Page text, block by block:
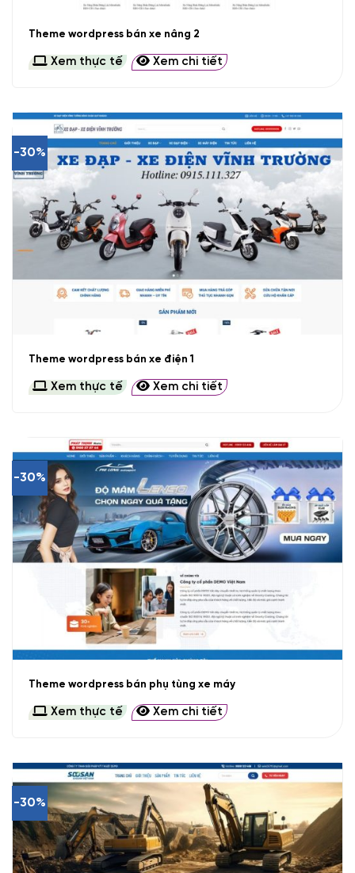
Theme wordpress bán xe nâng 2
Xem thực tế Xem chi tiết
-30%
Theme wordpress bán xe điện 1
Xem thực tế Xem chi tiết
-30%
Theme wordpress bán phụ tùng xe máy
Xem thực tế Xem chi tiết
-30%